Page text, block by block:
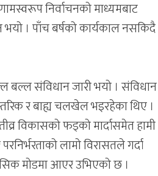
निर्वाचनको माध्यमबाट
। पाँच बर्षको कार्यकाल नसकिदै
बल्ल संविधान जारी भयो । संविधान
र बाह्य चलखेल भइरहेका थिए ।
विकासको फड्को मार्दासमेत हामी
लामो विरासतले गर्दा
मोडमा आएर उभिएको छ ।